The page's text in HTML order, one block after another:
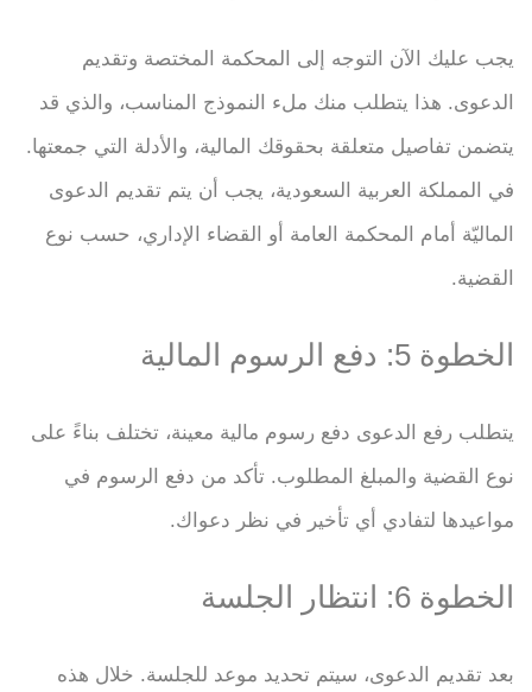
يجب عليك الآن التوجه إلى المحكمة المختصة وتقديم
الدعوى. هذا يتطلب منك ملء النموذج المناسب، والذي قد
يتضمن تفاصيل متعلقة بحقوقك المالية، والأدلة التي جمعتها.
في المملكة العربية السعودية، يجب أن يتم تقديم الدعوى
الماليّة أمام المحكمة العامة أو القضاء الإداري، حسب نوع
القضية.
الخطوة 5: دفع الرسوم المالية
يتطلب رفع الدعوى دفع رسوم مالية معينة، تختلف بناءً على
نوع القضية والمبلغ المطلوب. تأكد من دفع الرسوم في
مواعيدها لتفادي أي تأخير في نظر دعواك.
الخطوة 6: انتظار الجلسة
بعد تقديم الدعوى، سيتم تحديد موعد للجلسة. خلال هذه